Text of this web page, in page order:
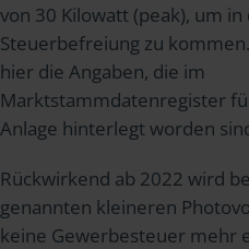
von 30 Kilowatt (peak), um
Steuerbefreiung zu
hier die Angaben, die im
Marktstammdatenregister
Anlage hinterlegt worden
Rückwirkend ab 2022 wird
genannten kleineren
keine Gewerbesteuer mehr